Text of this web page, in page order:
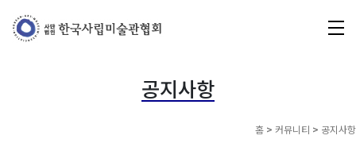
공지사항
홈 > 커뮤니티 > 공지사항